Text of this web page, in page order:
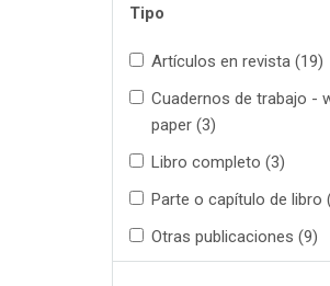
Tipo
Artículos en revista (19)
Cuadernos de trabajo -
paper (3)
Libro completo (3)
Parte o capítulo de libro
Otras publicaciones (9)